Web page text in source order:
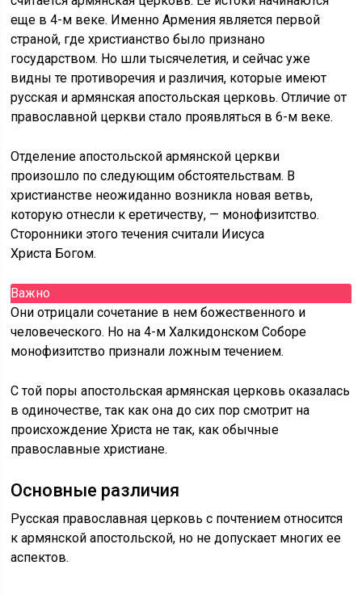
еще в 4-м веке. Именно Армения является первой
страной, где христианство было признано
государством. Но шли тысячелетия, и сейчас уже
видны те противоречия и различия, которые имеют
русская и армянская апостольская церковь. Отличие от
православной церкви стало проявляться в 6-м веке.
Отделение апостольской армянской церкви
произошло по следующим обстоятельствам. В
христианстве неожиданно возникла новая ветвь,
которую отнесли к еретичеству, — монофизитство.
Сторонники этого течения считали Иисуса
Христа Богом.
Важно
Они отрицали сочетание в нем божественного и
человеческого. Но на 4-м Халкидонском Соборе
монофизитство признали ложным течением.
С той поры апостольская армянская церковь оказалась
в одиночестве, так как она до сих пор смотрит на
происхождение Христа не так, как обычные
православные христиане.
Основные различия
Русская православная церковь с почтением относится
к армянской апостольской, но не допускает многих ее
аспектов.